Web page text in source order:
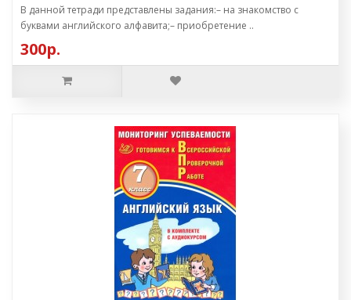
В данной тетради представлены задания:– на знакомство с
буквами английского алфавита;– приобретение ..
300р.